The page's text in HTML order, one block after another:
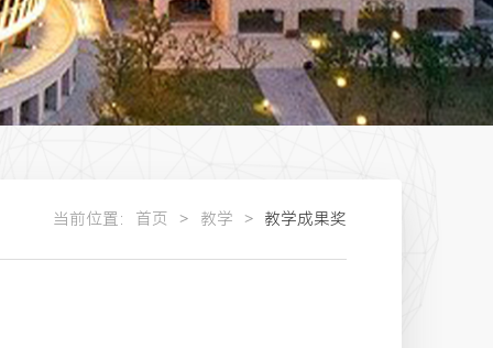
当前位置： 首页 教学 教学成果奖